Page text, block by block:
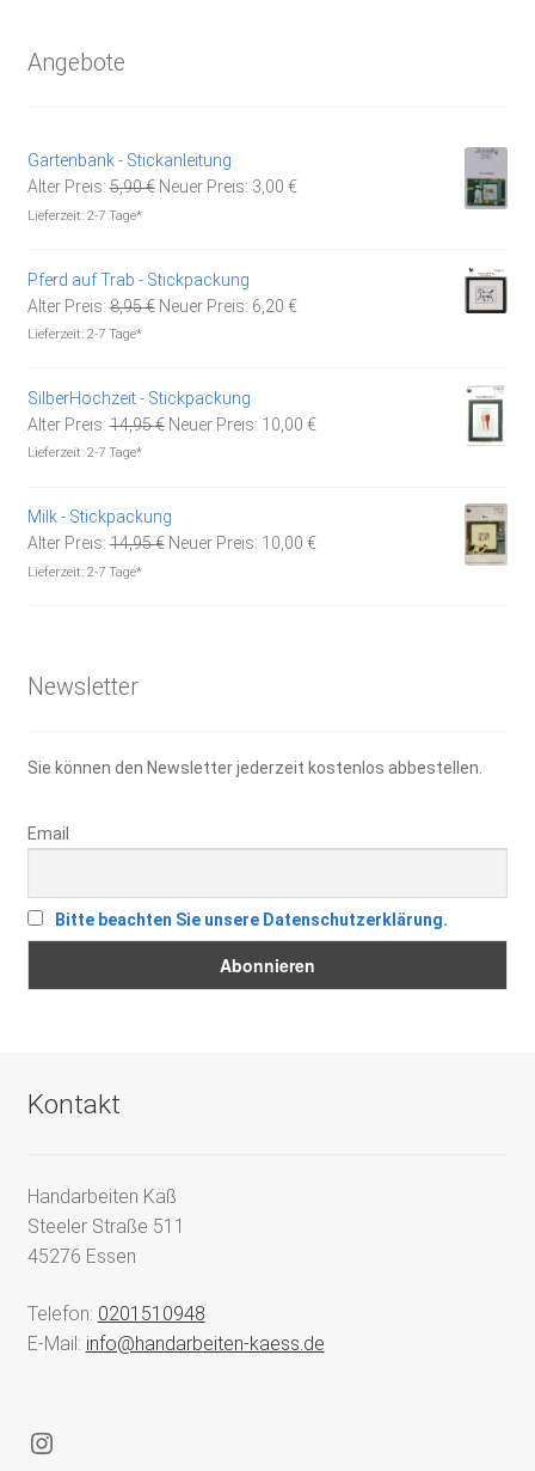
Angebote
Gartenbank - Stickanleitung
Alter Preis: 5,90€ Ursprünglicher
Neuer Preis: 3,00 €Aktueller
Lieferzeit: 2-7 Tage*
Pferd auf Trab - Stickpackung
Alter Preis: 8,95€ Ursprünglicher
Neuer Preis: 6,20 €Aktueller
Lieferzeit: 2-7 Tage*
SilberHochzeit - Stickpackung
Alter Preis: 14,95€ Ursprünglicher
Neuer Preis: 10,00 €Aktueller
Lieferzeit: 2-7 Tage*
Milk - Stickpackung
Alter Preis: 14,95€ Ursprünglicher
Neuer Preis: 10,00 €Aktueller
Lieferzeit: 2-7 Tage*
Newsletter
Sie können den Newsletter jederzeit kostenlos abbestellen.
Email
Bitte beachten Sie unsere Datenschutzerklärung.
Kontakt
Handarbeiten Käß
Steeler Straße 511
45276 Essen
Telefon: 0201510948
E-Mail: info@handarbeiten-kaess.de
Instagram